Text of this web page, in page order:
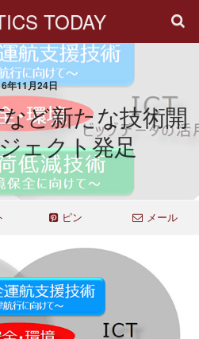
TODAY
年11月24日
ど新たな技術開
ェクト発足
ピン メール